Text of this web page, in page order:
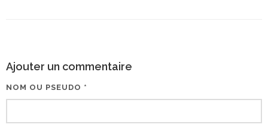
Ajouter un commentaire
NOM OU PSEUDO *